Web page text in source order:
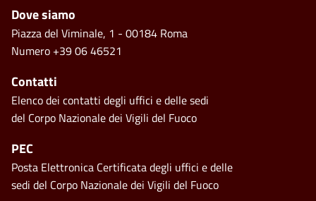
Piè di pagina
Dove siamo
Piazza del Viminale, 1 - 00184 Roma
Numero +39 06 46521
Contatti
Elenco dei contatti degli uffici e delle sedi
del Corpo Nazionale dei Vigili del Fuoco
PEC
Posta Elettronica Certificata degli uffici e delle
sedi del Corpo Nazionale dei Vigili del Fuoco